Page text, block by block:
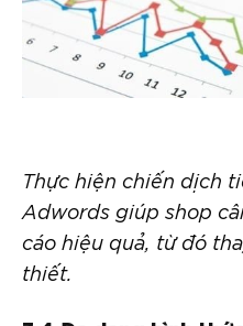
Thực hiện chiến dịch
Adwords giúp shop
cáo hiệu quả, từ đó
thiết.